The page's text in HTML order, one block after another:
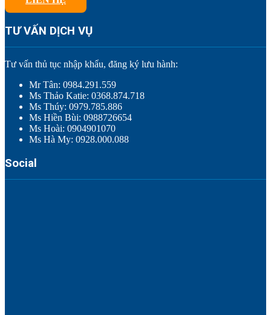
TƯ VẤN DỊCH VỤ
Tư vấn thủ tục nhập khẩu, đăng ký lưu hành:
Mr Tân: 0984.291.559
Ms Thảo Katie: 0368.874.718
Ms Thúy: 0979.785.886
Ms Hiền Bùi: 0988726654
Ms Hoài: 0904901070
Ms Hà My: 0928.000.088
Social